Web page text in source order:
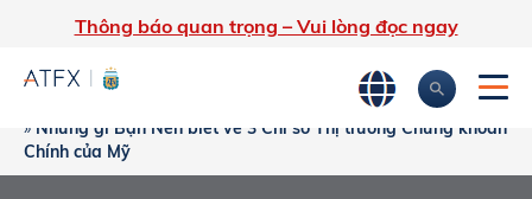
Thông báo quan trọng – Vui lòng đọc ngay
Chiến lược Giao dịch của bạn
» Những gì Bạn Nên biết về 3 Chỉ số Thị trường Chứng khoán
Chính của Mỹ